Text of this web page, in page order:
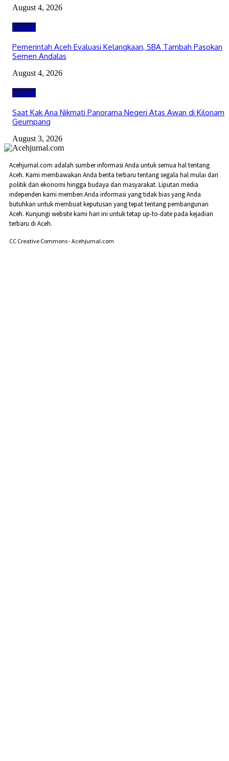
August 4, 2026
Daerah
Pemerintah Aceh Evaluasi Kelangkaan, SBA Tambah Pasokan
Semen Andalas
August 4, 2026
Daerah
Saat Kak Ana Nikmati Panorama Negeri Atas Awan di Kilonam
Geumpang
August 3, 2026
Acehjurnal.com adalah sumber informasi Anda untuk semua hal tentang
Aceh. Kami membawakan Anda berita terbaru tentang segala hal mulai dari
politik dan ekonomi hingga budaya dan masyarakat. Liputan media
independen kami memberi Anda informasi yang tidak bias yang Anda
butuhkan untuk membuat keputusan yang tepat tentang pembangunan
Aceh. Kunjungi website kami hari ini untuk tetap up-to-date pada kejadian
terbaru di Aceh.
CC Creative Commons - Acehjurnal.com